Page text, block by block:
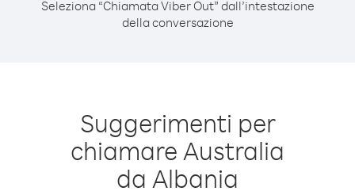
Seleziona “Chiamata Viber Out” dall’intestazione
della conversazione
Suggerimenti per
chiamare Australia
da Albania